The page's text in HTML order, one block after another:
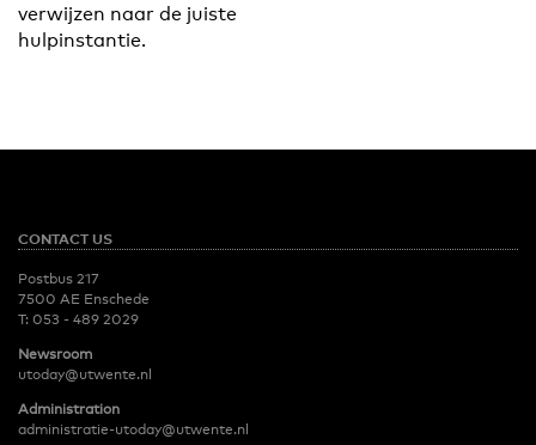
verwijzen naar de juiste
hulpinstantie.
CONTACT US
Postbus 217
7500 AE Enschede
T: 053 - 489 2029
Newsroom
utoday@utwente.nl
Administration
administratie-utoday@utwente.nl